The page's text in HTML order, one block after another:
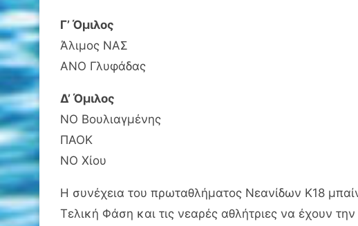
Γ’ Όμιλος
Άλιμος ΝΑΣ
ΑΝΟ Γλυφάδας
Δ’ Όμιλος
ΝΟ Βουλιαγμένης
ΠΑΟΚ
ΝΟ Χίου
Η συνέχεια του πρωταθλήματος Νεανίδων Κ18
Τελική Φάση και τις νεαρές αθλήτριες να έχουν